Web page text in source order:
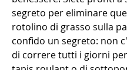
segreto per eliminare
rotolino di grasso sulla
confido un segreto: non
di correre tutti i giorni